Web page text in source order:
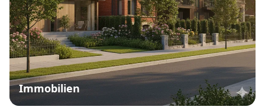
Immobilien